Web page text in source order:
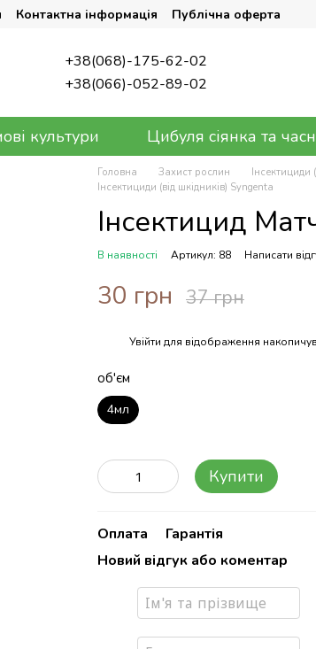
Контактна інформація Публічна оферта
+38(068)-175-62-02
+38(066)-052-89-02
культури Цибуля сіянка та
Головна Захист рослин
Інсектициди
Інсектициди (від шкідників) Syngenta
Інсектицид
В наявності Артикул: 88 Написати
30 грн 37 грн
Увійти для відображення
об'єм
4мл
Купити
Оплата
Гарантія
Новий відгук або коментар